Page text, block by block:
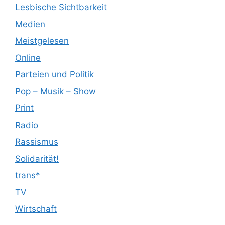
Lesbische Sichtbarkeit
Medien
Meistgelesen
Online
Parteien und Politik
Pop – Musik – Show
Print
Radio
Rassismus
Solidarität!
trans*
TV
Wirtschaft